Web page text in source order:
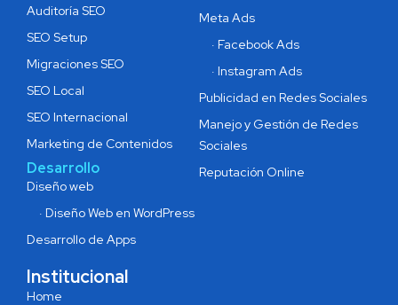
Auditoría SEO
SEO Setup
Migraciones SEO
SEO Local
SEO Internacional
Marketing de Contenidos
Desarrollo
Diseño web
· Diseño Web en WordPress
Desarrollo de Apps
Meta Ads
· Facebook Ads
· Instagram Ads
Publicidad en Redes Sociales
Manejo y Gestión de Redes
Sociales
Reputación Online
Institucional
Home